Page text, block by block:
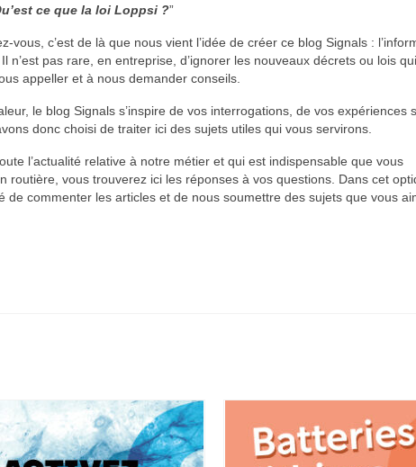
ce que la loi Loppsi ?”
vous, c’est de là que nous vient l’idée de créer ce blog Signals :
pas rare, en entreprise, d’ignorer les nouveaux décrets ou lois
appeller et à nous demander conseils.
le blog Signals s’inspire de vos interrogations, de vos expériences
donc choisi de traiter ici des sujets utiles qui vous servirons.
l’actualité relative à notre métier et qui est indispensable que vous
routière, vous trouverez ici les réponses à vos questions. Dans cet
de commenter les articles et de nous soumettre des sujets que vous